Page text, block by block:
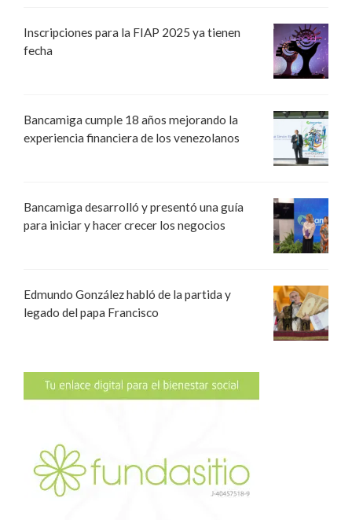
Inscripciones para la FIAP 2025 ya tienen
fecha
Bancamiga cumple 18 años mejorando la
experiencia financiera de los venezolanos
Bancamiga desarrolló y presentó una guía
para iniciar y hacer crecer los negocios
Edmundo González habló de la partida y
legado del papa Francisco